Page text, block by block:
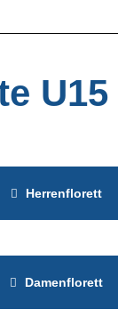
U15
Herrenflorett
Damenflorett